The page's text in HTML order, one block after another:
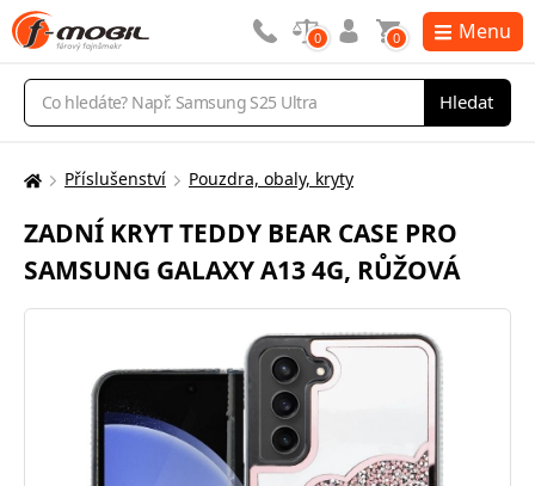
Vyhledávání
Hledat
0 0 Menu
Zde
nacházíte:
Příslušenství Pouzdra, obaly, kryty
ZADNÍ KRYT TEDDY BEAR CASE PRO
SAMSUNG GALAXY A13 4G, RŮŽOVÁ